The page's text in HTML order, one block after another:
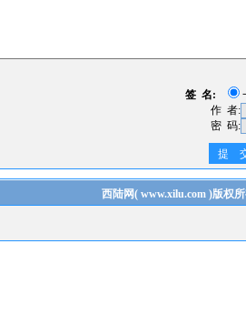
签 名:
作 者:
密 码:
提
西陆网( www.xilu.com)版权